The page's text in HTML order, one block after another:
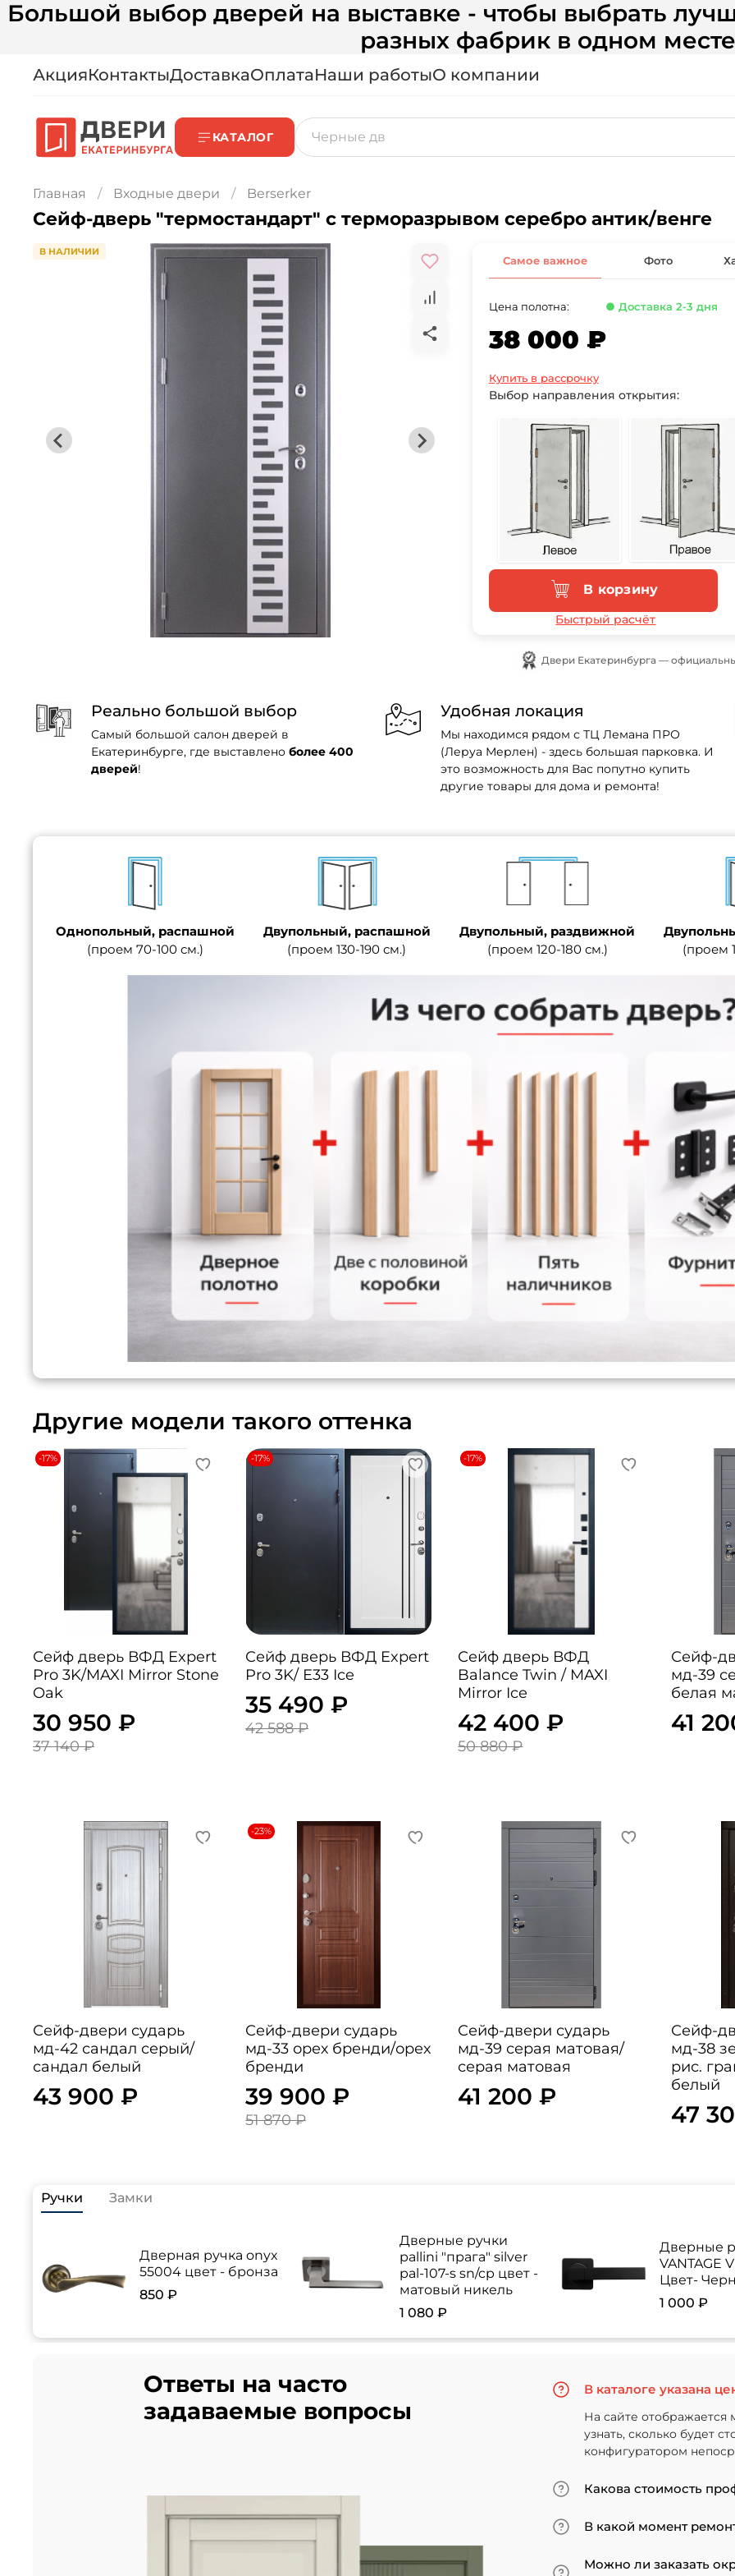
Большой выбор дверей на выставке - чтобы выбрать
разных фабрик в одном
АкцияКонтактыДоставкаОплатаНаши работыО компании
КАТАЛОГ
Главная Входные двери Berserker
Сейф-дверь "термостандарт" с терморазрывом серебро антик/венге
В НАЛИЧИИ
Самое важное Фото
Цена полотна: ● Доставка 2-3 дня
38 000 ₽
Купить в рассрочку
Выбор направления открытия:
В корзину
Быстрый расчёт
Двери Екатеринбурга —
Реально большой выбор
Самый большой салон дверей в
Екатеринбурге, где выставлено более 400
дверей!
Удобная локация
Мы находимся рядом с ТЦ Лемана ПРО
(Леруа Мерлен) - здесь большая парковка. И
это возможность для Вас попутно купить
другие товары для дома и ремонта!
Однопольный, распашной
(проем 70-100 см.)
Двупольный, распашной
(проем 130-190 см.)
Двупольный, раздвижной
(проем 120-180 см.)
(проем
Другие модели такого оттенка
-17%
Сейф дверь ВФД Expert
Pro 3K/MAXI Mirror Stone
Oak
30 950 ₽
37 140 ₽
-17%
Сейф дверь ВФД Expert
Pro 3K/ Е33 Ice
35 490 ₽
42 588 ₽
-17%
Сейф дверь ВФД
Balance Twin / MAXI
Mirror Ice
42 400 ₽
50 880 ₽
Сейф-
мд-39
белая
41
Сейф-двери сударь
мд-42 сандал серый/
сандал белый
43 900 ₽
-23%
Сейф-двери сударь
мд-33 орех бренди/орех
бренди
39 900 ₽
51 870 ₽
Сейф-двери сударь
мд-39 серая матовая/
серая матовая
41 200 ₽
Сейф-
мд-38
рис.
белый
47
Ручки Замки
Дверная ручка onyx
55004 цвет - бронза
850 ₽
Дверные ручки
pallini "прага" silver
pal-107-s sn/cp цвет -
матовый никель
1 080 ₽
Дверные
VANTAGE
Цвет-
1 000 ₽
Ответы на часто
задаваемые вопросы
В каталоге указана
На сайте отображается
узнать, сколько будет
конфигуратором
Какова стоимость
Минимальная цена за
В какой момент
покрытие. В противном
Можно ли заказать